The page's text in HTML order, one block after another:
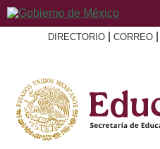
DIRECTORIO CORREO